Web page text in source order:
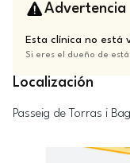
Advertencia
Esta clínica no está
Si eres el dueño de
Localización
Passeig de Torras i